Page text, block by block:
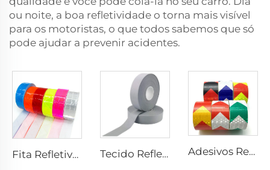
ou noite, a boa refletividade o torna mais visível
para os motoristas, o que todos sabemos que só
pode ajudar a prevenir acidentes.
Fita Refletiva Xadrez de PVC para Costurar, Tecido Refletivo para Jaquetas, Coletes e Bolsas Tecido Refletivo Cinza, Fita Refletiva de Alta Luminosidade para Costurar em Coletes e Jaquetas Adesivos Retrorrefletivos Prismáticos de PVC com Preço Barato, Fita Refletiva para Caminhão